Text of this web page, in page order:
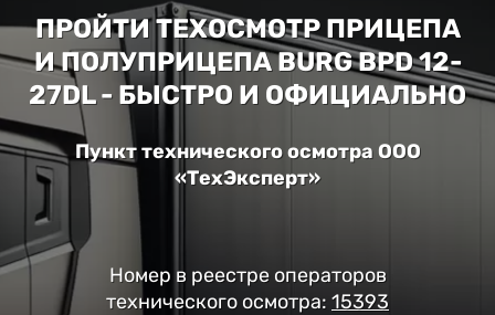
ПРОЙТИ ТЕХОСМОТР ПРИЦЕПА
И ПОЛУПРИЦЕПА BURG BPD 12-
27DL - БЫСТРО И ОФИЦИАЛЬНО
Пункт технического осмотра ООО
«ТехЭксперт»
Номер в реестре операторов
технического осмотра: 15393